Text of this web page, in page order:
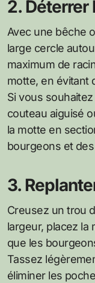
2. Déterrer
Avec une bêche
large cercle
maximum de
motte, en évitant
Si vous
couteau aiguisé
la motte en
bourgeons et
3.
Creusez un trou
largeur, placez la
que les
Tassez
éliminer les